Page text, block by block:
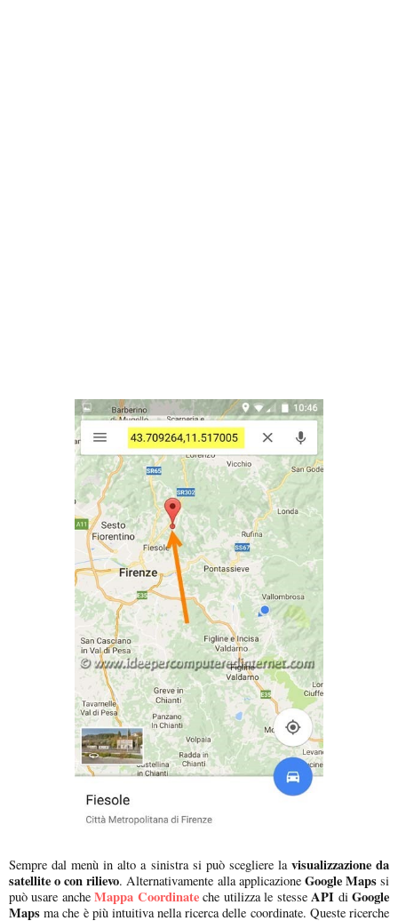
Sempre dal menù in alto a sinistra si può scegliere la visualizzazione da
satellite o con rilievo. Alternativamente alla applicazione Google Mapssi
può usare anche Mappa Coordinateche utilizza le stesseAPI diGoogle
Maps ma che è più intuitiva nella ricerca delle coordinate. Queste ricerche